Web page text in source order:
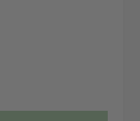
die Schaltflächen